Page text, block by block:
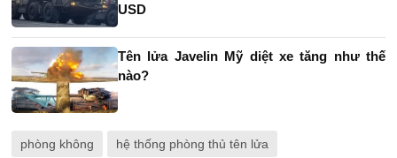
USD
Tên lửa Javelin Mỹ diệt xe tăng như thế
nào?
phòng không hệ thống phòng thủ tên lửa